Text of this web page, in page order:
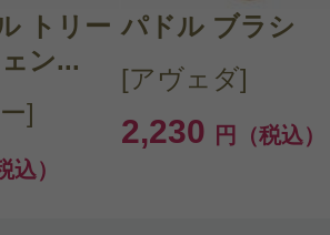
のマスクが好きで以前
クを使用
いても欠品になることが
イクリ－ムを使いこの
トリー
ン...
]
込）
パドル ブラシ
[アヴェダ]
2,230 円（税込）